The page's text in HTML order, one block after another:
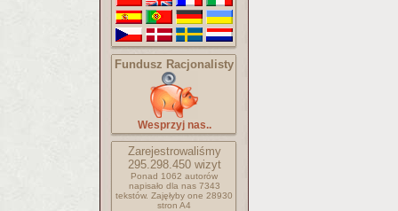
Fundusz Racjonalisty
Wesprzyj nas..
Zarejestrowaliśmy
295.298.450wizyt
Ponad 1062 autorów
napisało dla nas 7343
tekstów. Zajęłyby one 28930
stron A4